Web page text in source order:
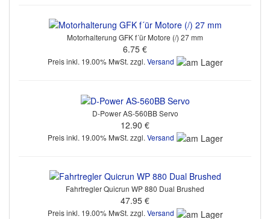
Motorhalterung GFK f´ür Motore (/) 27 mm
6.75 €
Preis inkl. 19.00% MwSt. zzgl. Versand
D-Power AS-560BB Servo
12.90 €
Preis inkl. 19.00% MwSt. zzgl. Versand
Fahrtregler Quicrun WP 880 Dual Brushed
47.95 €
Preis inkl. 19.00% MwSt. zzgl. Versand